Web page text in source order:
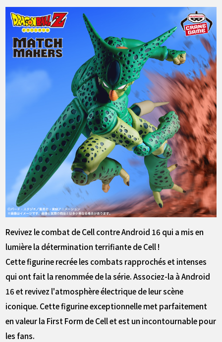
JP
EN FR DE ES
Revivez le combat de Cell contre Android 16 qui a mis en
lumière la détermination terrifiante de Cell !
Cette figurine recrée les combats rapprochés et intenses
qui ont fait la renommée de la série. Associez-la à Android
16 et revivez l'atmosphère électrique de leur scène
iconique. Cette figurine exceptionnelle met parfaitement
en valeur la First Form de Cell et est un incontournable pour
les fans.